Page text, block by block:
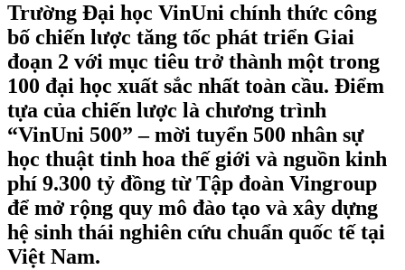
Trường Đại học VinUni chính thức công
bố chiến lược tăng tốc phát triển Giai
đoạn 2 với mục tiêu trở thành một trong
100 đại học xuất sắc nhất toàn cầu. Điểm
tựa của chiến lược là chương trình
“VinUni 500” – mời tuyển 500 nhân sự
học thuật tinh hoa thế giới và nguồn kinh
phí 9.300 tỷ đồng từ Tập đoàn Vingroup
để mở rộng quy mô đào tạo và xây dựng
hệ sinh thái nghiên cứu chuẩn quốc tế tại
Việt Nam.